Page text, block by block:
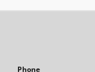
Phone